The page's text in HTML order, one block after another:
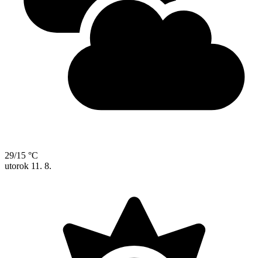
29/15 °C
utorok 11. 8.